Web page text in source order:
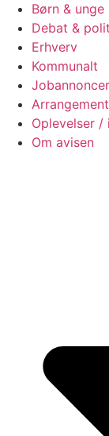
Børn & unge
Debat &
Erhverv
Kommunalt
Jobannoncer
Oplevelser /
Om avisen